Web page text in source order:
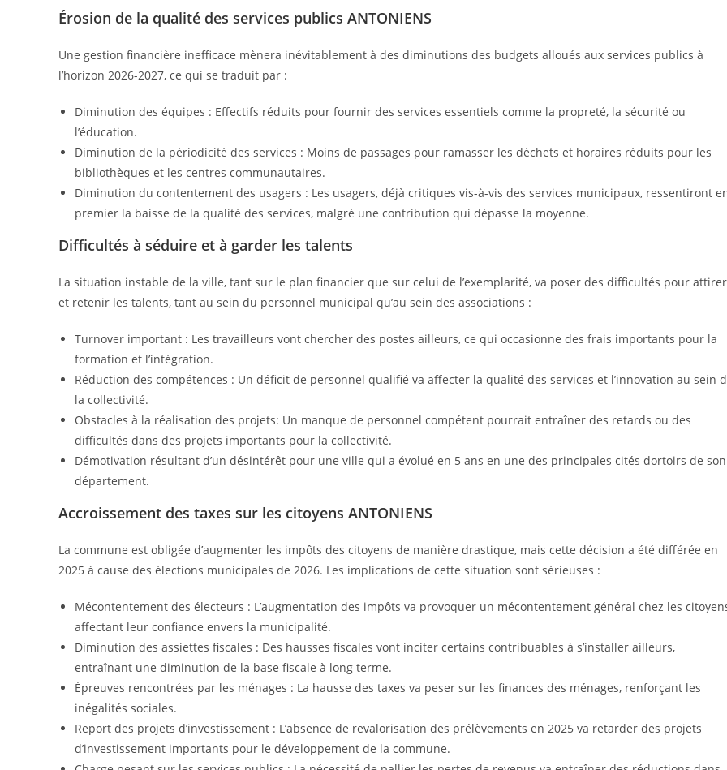
Érosion de la qualité des services publics ANTONIENS
Une gestion financière inefficace mènera inévitablement à des diminutions des budgets alloués aux services publics à
l’horizon 2026-2027, ce qui se traduit par :
Diminution des équipes : Effectifs réduits pour fournir des services essentiels comme la propreté, la sécurité ou
l’éducation.
Diminution de la périodicité des services : Moins de passages pour ramasser les déchets et horaires réduits pour les
bibliothèques et les centres communautaires.
Diminution du contentement des usagers : Les usagers, déjà critiques vis-à-vis des services municipaux, ressentiront
premier la baisse de la qualité des services, malgré une contribution qui dépasse la moyenne.
Difficultés à séduire et à garder les talents
La situation instable de la ville, tant sur le plan financier que sur celui de l’exemplarité, va poser des difficultés pour attirer
et retenir les talents, tant au sein du personnel municipal qu’au sein des associations :
Turnover important : Les travailleurs vont chercher des postes ailleurs, ce qui occasionne des frais importants pour la
formation et l’intégration.
Réduction des compétences : Un déficit de personnel qualifié va affecter la qualité des services et l’innovation au sein
la collectivité.
Obstacles à la réalisation des projets: Un manque de personnel compétent pourrait entraîner des retards ou des
difficultés dans des projets importants pour la collectivité.
Démotivation résultant d’un désintérêt pour une ville qui a évolué en 5 ans en une des principales cités dortoirs de son
département.
Accroissement des taxes sur les citoyens ANTONIENS
La commune est obligée d’augmenter les impôts des citoyens de manière drastique, mais cette décision a été différée en
2025 à cause des élections municipales de 2026. Les implications de cette situation sont sérieuses :
Mécontentement des électeurs : L’augmentation des impôts va provoquer un mécontentement général chez les
affectant leur confiance envers la municipalité.
Diminution des assiettes fiscales : Des hausses fiscales vont inciter certains contribuables à s’installer ailleurs,
entraînant une diminution de la base fiscale à long terme.
Épreuves rencontrées par les ménages : La hausse des taxes va peser sur les finances des ménages, renforçant les
inégalités sociales.
Report des projets d’investissement : L’absence de revalorisation des prélèvements en 2025 va retarder des projets
d’investissement importants pour le développement de la commune.